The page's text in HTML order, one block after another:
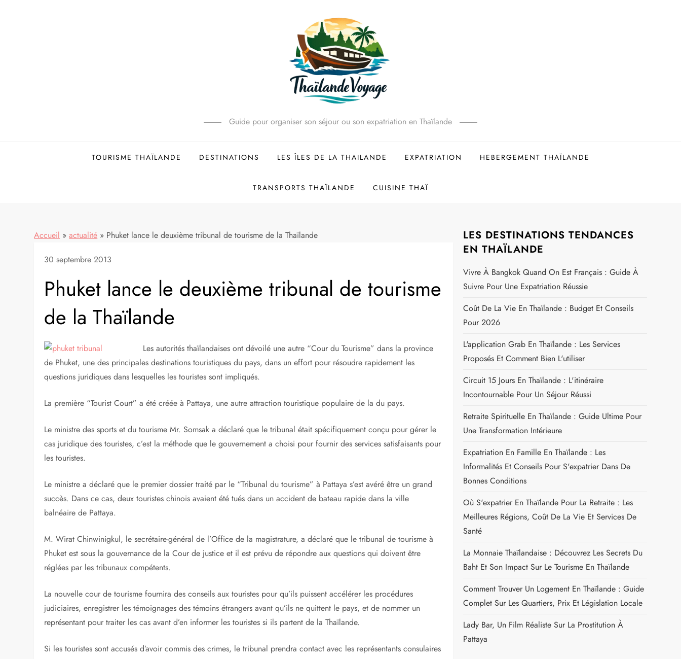
Guide pour organiser son séjour ou son expatriation en Thaïlande
TOURISME THAÏLANDE DESTINATIONS LES ÎLES DE LA THAILANDE EXPATRIATION HEBERGEMENT THAÏLANDE
TRANSPORTS THAÏLANDE CUISINE THAÏ
Accueil » actualité » Phuket lance le deuxième tribunal de tourisme de la Thaïlande
30 septembre 2013
Phuket lance le deuxième tribunal de tourisme
de la Thaïlande
Les autorités thaïlandaises ont dévoilé une autre “Cour du Tourisme” dans la province
de Phuket, une des principales destinations touristiques du pays, dans un effort pour résoudre rapidement les
questions juridiques dans lesquelles les touristes sont impliqués.
La première “Tourist Court” a été créée à Pattaya, une autre attraction touristique populaire de la du pays.
Le ministre des sports et du tourisme Mr. Somsak a déclaré que le tribunal était spécifiquement conçu pour gérer le
cas juridique des touristes, c’est la méthode que le gouvernement a choisi pour fournir des services satisfaisants pour
les touristes.
Le ministre a déclaré que le premier dossier traité par le “Tribunal du tourisme” à Pattaya s’est avéré être un grand
succès. Dans ce cas, deux touristes chinois avaient été tués dans un accident de bateau rapide dans la ville
balnéaire de Pattaya.
M. Wirat Chinwinigkul, le secrétaire-général de l’Office de la magistrature, a déclaré que le tribunal de tourisme à
Phuket est sous la gouvernance de la Cour de justice et il est prévu de répondre aux questions qui doivent être
réglées par les tribunaux compétents.
La nouvelle cour de tourisme fournira des conseils aux touristes pour qu’ils puissent accélérer les procédures
judiciaires, enregistrer les témoignages des témoins étrangers avant qu’ils ne quittent le pays, et de nommer un
représentant pour traiter les cas avant d’en informer les touristes si ils partent de la Thaïlande.
Si les touristes sont accusés d’avoir commis des crimes, le tribunal prendra contact avec les représentants consulaires
LES DESTINATIONS TENDANCES
EN THAÏLANDE
Vivre À Bangkok Quand On Est Français : Guide À
Suivre Pour Une Expatriation Réussie
Coût De La Vie En Thaïlande : Budget Et Conseils
Pour 2026
L'application Grab En Thaïlande : Les Services
Proposés Et Comment Bien L'utiliser
Circuit 15 Jours En Thaïlande : L'itinéraire
Incontournable Pour Un Séjour Réussi
Retraite Spirituelle En Thaïlande : Guide Ultime Pour
Une Transformation Intérieure
Expatriation En Famille En Thaïlande : Les
Informalités Et Conseils Pour S'expatrier Dans De
Bonnes Conditions
Où S'expatrier En Thaïlande Pour La Retraite : Les
Meilleures Régions, Coût De La Vie Et Services De
Santé
La Monnaie Thaïlandaise : Découvrez Les Secrets Du
Baht Et Son Impact Sur Le Tourisme En Thaïlande
Comment Trouver Un Logement En Thaïlande : Guide
Complet Sur Les Quartiers, Prix Et Législation Locale
Lady Bar, Un Film Réaliste Sur La Prostitution À
Pattaya